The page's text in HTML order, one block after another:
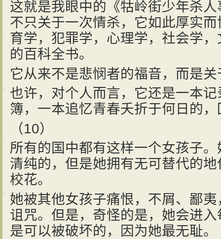
这就是我眼中的《牯岭街少年杀
不只关于一次情杀，它如此厚实
育学，犯罪学，心理学，社会学
的百科全书。
它从来不是悲悯者的福音，而是
也许，对个人而言，它还是一本
簿，一本追忆青春夭折于何日的
（10）
所有的国中都有这样一个女孩子
清纯的，但是她拥有无可替代的
校花。
她被其他女孩子痛恨，不屑、鄙
诅咒。但是，奇怪的是，她会进
是可以被破坏的，因为她最无耻。